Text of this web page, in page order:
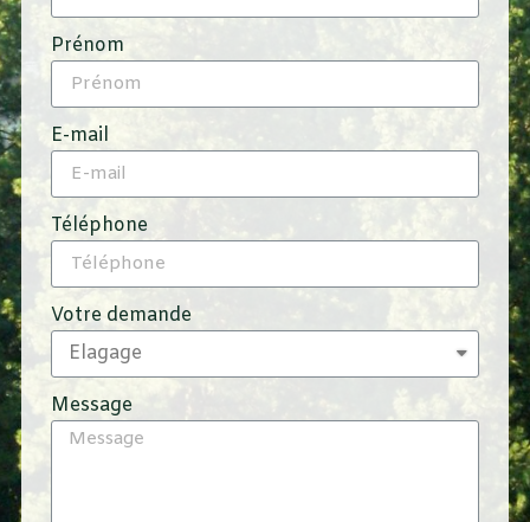
Prénom
E-mail
Téléphone
Votre demande
Message